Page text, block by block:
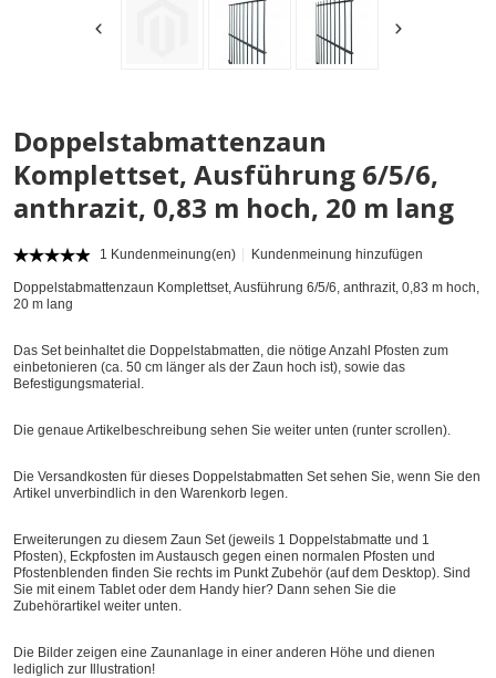
Doppelstabmattenzaun
Komplettset, Ausführung 6/5/6,
anthrazit, 0,83 m hoch, 20 m lang
1 Kundenmeinung(en) Kundenmeinung hinzufügen
Doppelstabmattenzaun Komplettset, Ausführung 6/5/6, anthrazit, 0,83 m hoch,
20 m lang
Das Set beinhaltet die Doppelstabmatten, die nötige Anzahl Pfosten zum
einbetonieren (ca. 50 cm länger als der Zaun hoch ist), sowie das
Befestigungsmaterial.
Die genaue Artikelbeschreibung sehen Sie weiter unten (runter scrollen).
Die Versandkosten für dieses Doppelstabmatten Set sehen Sie, wenn Sie den
Artikel unverbindlich in den Warenkorb legen.
Erweiterungen zu diesem Zaun Set (jeweils 1 Doppelstabmatte und 1
Pfosten), Eckpfosten im Austausch gegen einen normalen Pfosten und
Pfostenblenden finden Sie rechts im Punkt Zubehör (auf dem Desktop). Sind
Sie mit einem Tablet oder dem Handy hier? Dann sehen Sie die
Zubehörartikel weiter unten.
Die Bilder zeigen eine Zaunanlage in einer anderen Höhe und dienen
lediglich zur Illustration!